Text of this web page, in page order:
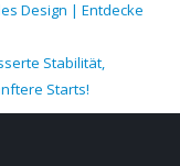
Design | Entdecke
Stabilität,
Starts!